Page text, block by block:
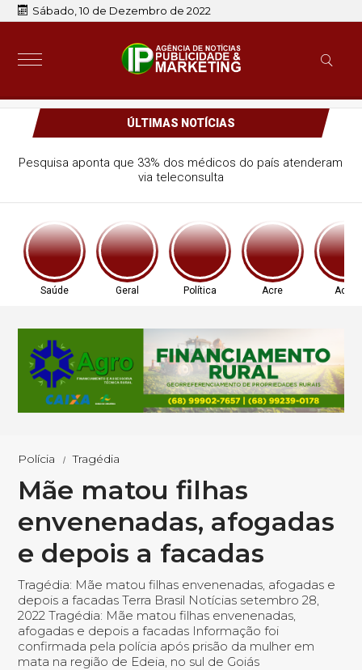
Sábado, 10 de Dezembro de 2022
ÚLTIMAS NOTÍCIAS
Pesquisa aponta que 33% dos médicos do país atenderam
via teleconsulta
Saúde Geral Política Acre Acre
Polícia Tragédia
Mãe matou filhas
envenenadas, afogadas
e depois a facadas
Tragédia: Mãe matou filhas envenenadas, afogadas e
depois a facadas Terra Brasil Notícias setembro 28,
2022 Tragédia: Mãe matou filhas envenenadas,
afogadas e depois a facadas Informação foi
confirmada pela polícia após prisão da mulher em
mata na região de Edeia, no sul de Goiás